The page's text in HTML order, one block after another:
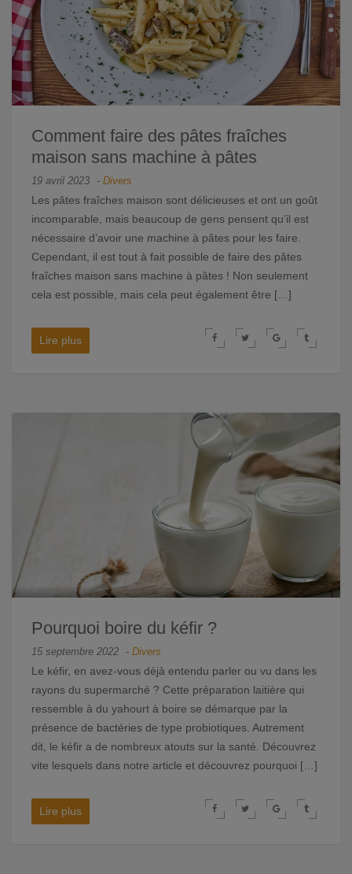
Comment faire des pâtes fraîches
maison sans machine à pâtes
19 avril 2023 - Divers
Les pâtes fraîches maison sont délicieuses et ont un goût
incomparable, mais beaucoup de gens pensent qu’il est
nécessaire d’avoir une machine à pâtes pour les faire.
Cependant, il est tout à fait possible de faire des pâtes
fraîches maison sans machine à pâtes ! Non seulement
cela est possible, mais cela peut également être […]
Lire plus
Pourquoi boire du kéfir ?
15 septembre 2022 - Divers
Le kéfir, en avez-vous déjà entendu parler ou vu dans les
rayons du supermarché ? Cette préparation laitière qui
ressemble à du yahourt à boire se démarque par la
présence de bactéries de type probiotiques. Autrement
dit, le kéfir a de nombreux atouts sur la santé. Découvrez
vite lesquels dans notre article et découvrez pourquoi […]
Lire plus